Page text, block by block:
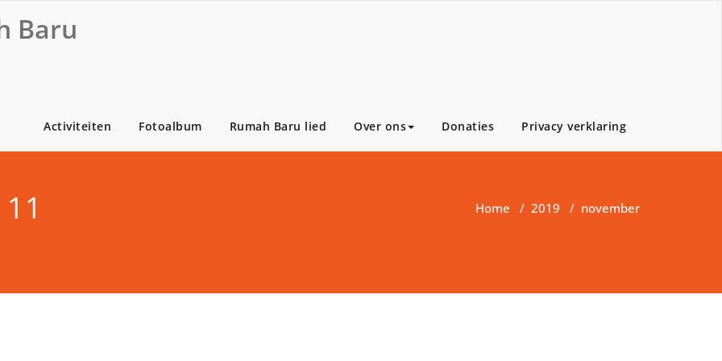
Baru
Activiteiten Fotoalbum Rumah Baru lied Over ons Donaties Privacy verklaring
Home / 2019 / november